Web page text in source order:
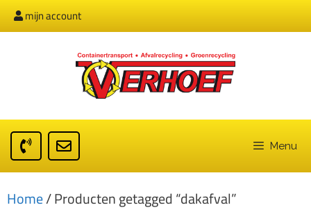
mijn account
Menu
Home/ Producten getagged “dakafval”